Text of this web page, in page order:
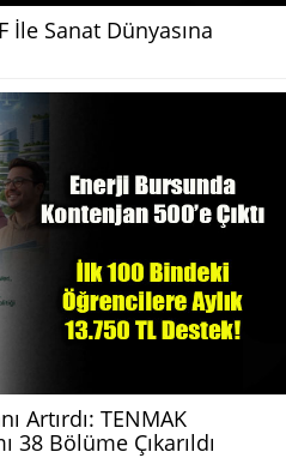
İle Sanat Dünyasına
Artırdı: TENMAK
38 Bölüme Çıkarıldı